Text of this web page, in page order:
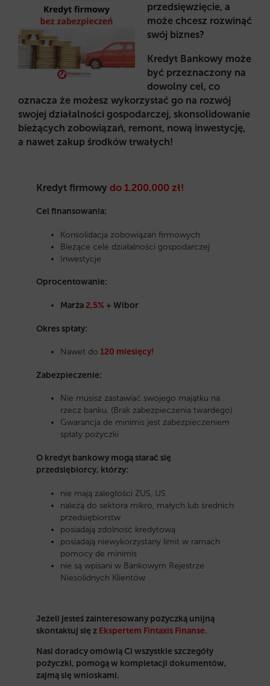
przedsięwzięcie, a
może chcesz rozwinąć
swój biznes?
Kredyt Bankowy może
być przeznaczony na
dowolny cel, co
oznacza że możesz wykorzystać go na rozwój
swojej działalności gospodarczej, skonsolidowanie
bieżących zobowiązań, remont, nową inwestycję,
a nawet zakup środków trwałych!
Kredyt firmowy do 1.200.000 zł!
Cel finansowania:
Konsolidacja zobowiązań firmowych
Bieżące cele działalności gospodarczej
Inwestycje
Oprocentowanie:
Marża 2,5% + Wibor
Okres spłaty:
Nawet do 120 miesięcy!
Zabezpieczenie:
Nie musisz zastawiać swojego majątku na
rzecz banku. (Brak zabezpieczenia twardego)
Gwarancja de minimis jest zabezpieczeniem
spłaty pożyczki
O kredyt bankowy mogą starać się
przedsiębiorcy, którzy:
nie mają zaległości ZUS, US
należą do sektora mikro, małych lub średnich
przedsiębiorstw
posiadają zdolność kredytową
posiadają niewykorzystany limit w ramach
pomocy de minimis
nie są wpisani w Bankowym Rejestrze
Niesolidnych Klientów
Jeżeli jesteś zainteresowany pożyczką unijną
skontaktuj się z Ekspertem Fintaxis Finanse.
Nasi doradcy omówią Ci wszystkie szczegóły
pożyczki, pomogą w kompletacji dokumentów,
zajmą się wnioskami.